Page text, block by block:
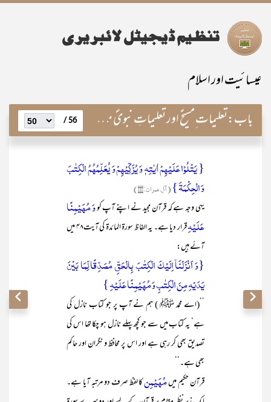
عیسائیت اور اسلام
باب:تعلیمات ِمسیحؑ اور تعلیماتِ نبویؐ میں مطابقت و مماثلت 56 /
{ یَتۡلُوۡا عَلَیۡہِمۡ اٰیٰتِہٖ وَ یُزَکِّیۡہِمۡ وَ یُعَلِّمُہُمُ الۡکِتٰبَ
وَ الۡحِکۡمَۃَ }(آل عمران:۱۶۴)
یہی وجہ ہے کہ قرآن مجید نے اپنے آپ کووَ مُہَیۡمِنًا
عَلَیۡہِ
قرار دیا ہے۔ یہ الفاظ سورۃ المائدۃ کی آیت۴۸ میں
آئے ہیں:
{وَ اَنۡزَلۡنَاۤ اِلَیۡکَ الۡکِتٰبَ بِالۡحَقِّ مُصَدِّقًا لِّمَا بَیۡنَ
یَدَیۡہِ مِنَ الۡکِتٰبِ وَ مُہَیۡمِنًا عَلَیۡہِ }
’’(اے محمد ﷺ ) ہم نے آپ پر جو کتاب نازل کی
ہے‘ یہ کتاب میں سے جو کچھ پہلے نازل ہو چکا تھا اس کی
تصدیق بھی کر رہی ہے اور اس پر محافظ و نگران اور حاکم
بھی ہے۔‘‘
قرآن حکیم میںمُھَیْمِنکا لفظ صرف دو مرتبہ آیا ہے۔